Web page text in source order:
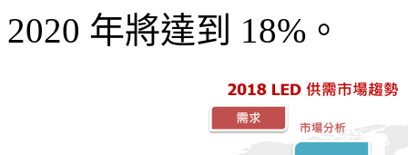
2020 年將達到 18%。